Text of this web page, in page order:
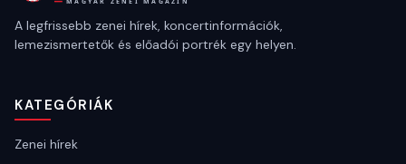
A legfrissebb zenei hírek, koncertinformációk,
lemezismertetők és előadói portrék egy helyen.
KATEGÓRIÁK
Zenei hírek